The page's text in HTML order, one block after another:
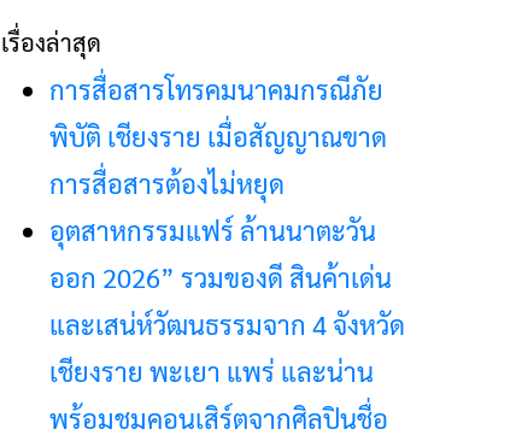
เรื่องล่าสุด
การสื่อสารโทรคมนาคมกรณีภัย
พิบัติ เชียงราย เมื่อสัญญาณขาด
การสื่อสารต้องไม่หยุด
อุตสาหกรรมแฟร์ ล้านนาตะวัน
ออก 2026” รวมของดี สินค้าเด่น
และเสน่ห์วัฒนธรรมจาก 4 จังหวัด
เชียงราย พะเยา แพร่ และน่าน
พร้อมชมคอนเสิร์ตจากศิลปินชื่อ